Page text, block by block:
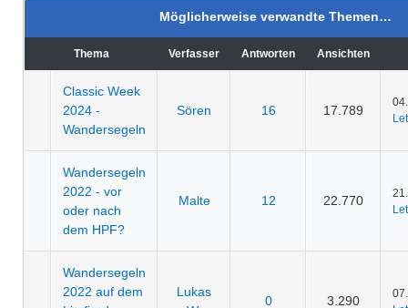
Möglicherweise verwandte Themen…
Thema Verfasser Antworten Ansichten
Classic Week
2024 -
Wandersegeln
Sören 16 17.789
Wandersegeln
2022 - vor
oder nach
dem HPF?
Malte 12 22.770
Wandersegeln
2022 auf dem
Lukas
0 3.290